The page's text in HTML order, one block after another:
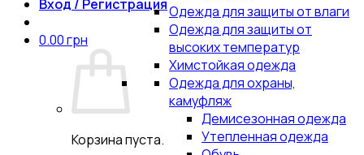
Вход / Регистрация
0.00грн
Корзина пуста.
Одежда для защиты от влаги
Одежда для защиты от
высоких температур
Химстойкая одежда
Одежда для охраны,
камуфляж
Демисезонная одежда
Утепленная одежда